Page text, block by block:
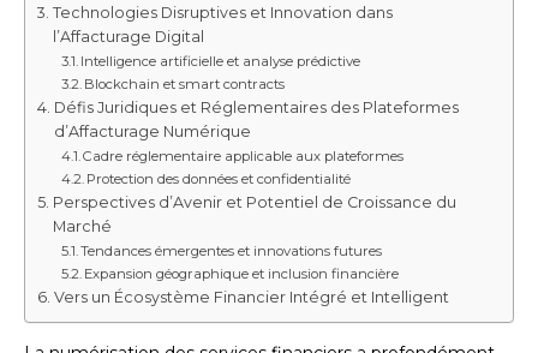
Technologies Disruptives et Innovation dans
l’Affacturage Digital
Intelligence artificielle et analyse prédictive
Blockchain et smart contracts
Défis Juridiques et Réglementaires des Plateformes
d’Affacturage Numérique
Cadre réglementaire applicable aux plateformes
Protection des données et confidentialité
Perspectives d’Avenir et Potentiel de Croissance du
Marché
Tendances émergentes et innovations futures
Expansion géographique et inclusion financière
Vers un Écosystème Financier Intégré et Intelligent